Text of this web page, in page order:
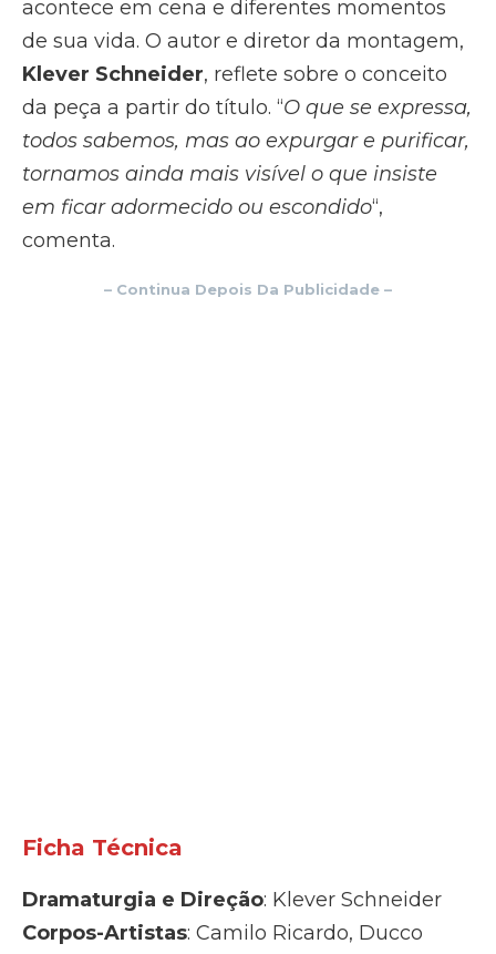
acontece em cena e diferentes momentos
de sua vida. O autor e diretor da montagem,
Klever Schneider, reflete sobre o conceito
da peça a partir do título. “O que se expressa,
todos sabemos, mas ao expurgar e purificar,
tornamos ainda mais visível o que insiste
em ficar adormecido ou escondido“,
comenta.
– Continua Depois Da Publicidade –
Ficha Técnica
Dramaturgia e Direção: Klever Schneider
Corpos-Artistas: Camilo Ricardo, Ducco